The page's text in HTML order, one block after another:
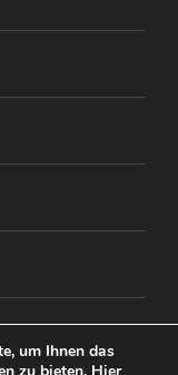
um Ihnen das